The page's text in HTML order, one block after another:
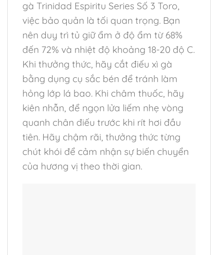
gà Trinidad Espiritu Series Số 3 Toro,
việc bảo quản là tối quan trọng. Bạn
nên duy trì tủ giữ ẩm ở độ ẩm từ 68%
đến 72% và nhiệt độ khoảng 18-20 độ C.
Khi thưởng thức, hãy cắt điếu xì gà
bằng dụng cụ sắc bén để tránh làm
hỏng lớp lá bao. Khi châm thuốc, hãy
kiên nhẫn, để ngọn lửa liếm nhẹ vòng
quanh chân điếu trước khi rít hơi đầu
tiên. Hãy chậm rãi, thưởng thức từng
chút khói để cảm nhận sự biến chuyển
của hương vị theo thời gian.